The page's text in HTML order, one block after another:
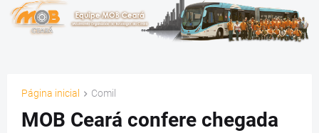
Página inicial Comil
MOB Ceará confere chegada